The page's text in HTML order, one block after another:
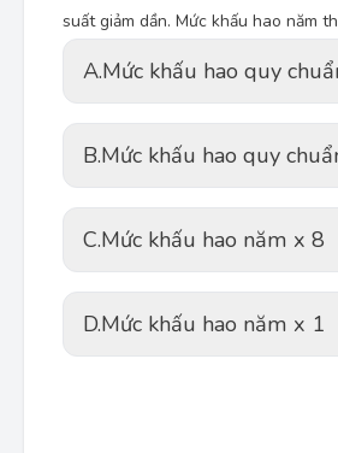
suất giảm dần. Mức khấu hao năm
A.Mức khấu hao quy
B.Mức khấu hao quy
C.Mức khấu hao năm x 8
D.Mức khấu hao năm x 1